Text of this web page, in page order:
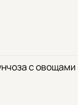
с овощами